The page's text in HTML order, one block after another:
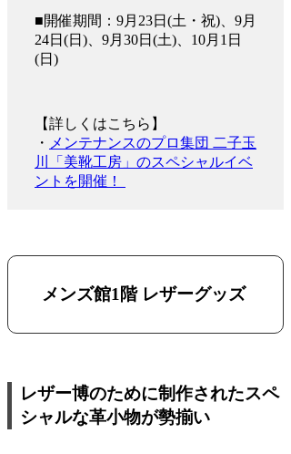
■開催期間：9月23日(土・祝)、9月
24日(日)、9月30日(土)、10月1日
(日)
【詳しくはこちら】
・ メンテナンスのプロ集団 二子玉
川「美靴工房」のスペシャルイベ
ントを開催！
メンズ館1階 レザーグッズ
レザー博のために制作されたスペ
シャルな革小物が勢揃い